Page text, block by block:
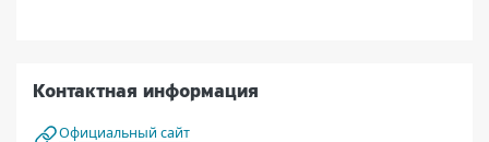
Контактная информация
Официальный сайт